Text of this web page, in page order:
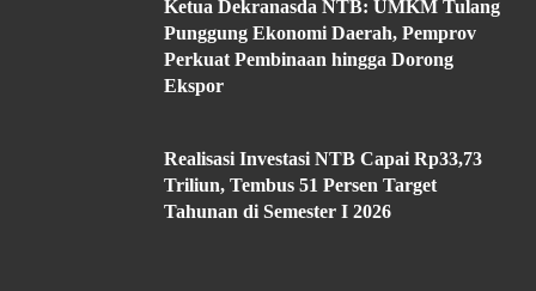
Ketua Dekranasda NTB: UMKM Tulang
Punggung Ekonomi Daerah, Pemprov
Perkuat Pembinaan hingga Dorong
Ekspor
Realisasi Investasi NTB Capai Rp33,73
Triliun, Tembus 51 Persen Target
Tahunan di Semester I 2026